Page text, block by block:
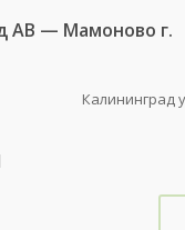
АВ — Мамоново г.